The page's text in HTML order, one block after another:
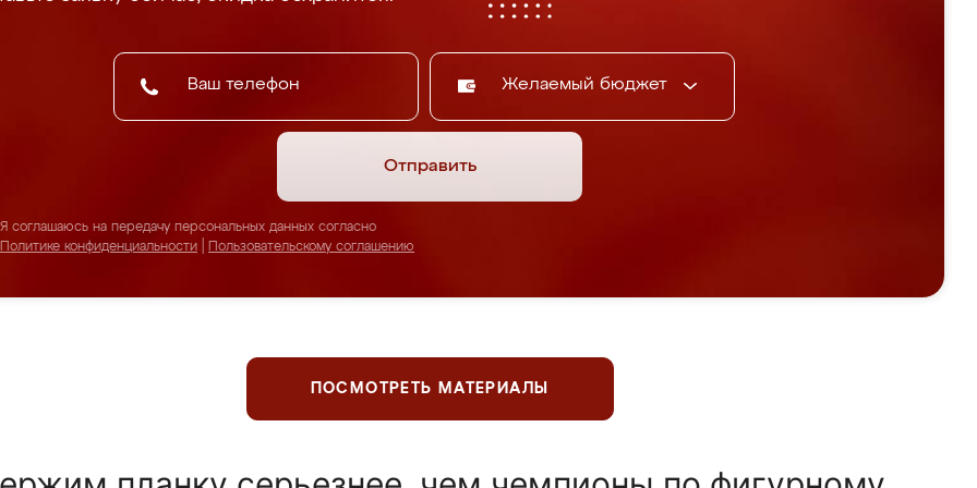
Желаемый бюджет
Отправить
Я соглашаюсь на передачу персональных данных согласно
Политике конфиденциальности
Пользовательскому соглашению
ПОСМОТРЕТЬ МАТЕРИАЛЫ